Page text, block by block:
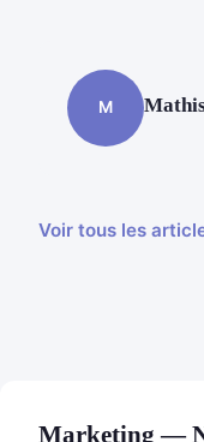
M
Voir tous les
Marketing —